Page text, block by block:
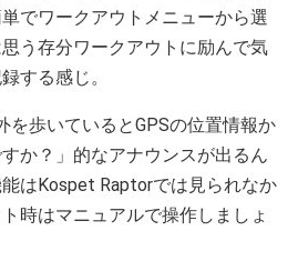
でワークアウトメニューから選
う存分ワークアウトに励んで気
する感じ。
を歩いているとGPSの位置情報か
か？」的なアナウンスが出るん
はKospet Raptorでは見られなか
時はマニュアルで操作しましょ